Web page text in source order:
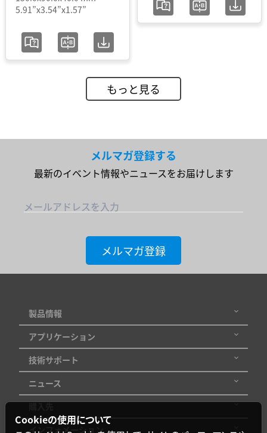
5.91”x3.54”x1.57”
もっと見る
メルマガ登録する
最新のイベント情報やニュースをお届けします
メールアドレスを入力
メルマガ登録
製品情報
アプリケーション
技術サポート
ニュース
インフォメーション
Cookieの使用について